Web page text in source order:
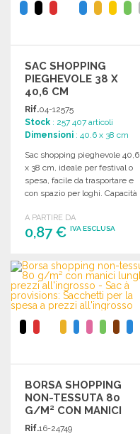
SAC SHOPPING
PIEGHEVOLE 38 X
40,6 CM
Rif.04-12575
Stock : 257 407 articoli
Dimensioni : 40.6 x 38 cm
Sac shopping pieghevole 40,6
x 38 cm, ideale per festival o
spesa, facile da trasportare e
con spazio per loghi. Capacità
A PARTIRE DA
0,87 € IVA ESCLUSA
ORDINARE
Richiedi un preventivo
BORSA SHOPPING
NON-TESSUTA 80
G/M² CON MANICI
LUNGHI
Rif.16-24749